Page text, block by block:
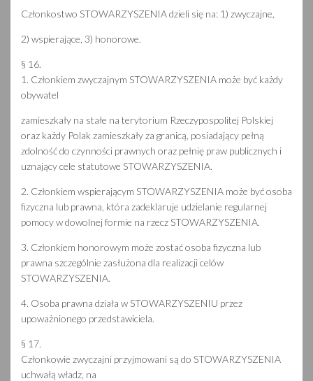
Członkostwo STOWARZYSZENIA dzieli się na: 1) zwyczajne,
2) wspierające, 3) honorowe.
§ 16.
1. Członkiem zwyczajnym STOWARZYSZENIA może być każdy
obywatel
zamieszkały na stałe na terytorium Rzeczypospolitej Polskiej
oraz każdy Polak zamieszkały za granicą, posiadający pełną
zdolność do czynności prawnych oraz pełnię praw publicznych i
uznający cele statutowe STOWARZYSZENIA.
2. Członkiem wspierającym STOWARZYSZENIA może być osoba
fizyczna lub prawna, która zadeklaruje udzielanie regularnej
pomocy w dowolnej formie na rzecz STOWARZYSZENIA.
3. Członkiem honorowym może zostać osoba fizyczna lub
prawna szczególnie zasłużona dla realizacji celów
STOWARZYSZENIA.
4. Osoba prawna działa w STOWARZYSZENIU przez
upoważnionego przedstawiciela.
§ 17.
Członkowie zwyczajni przyjmowani są do STOWARZYSZENIA
uchwałą władz, na